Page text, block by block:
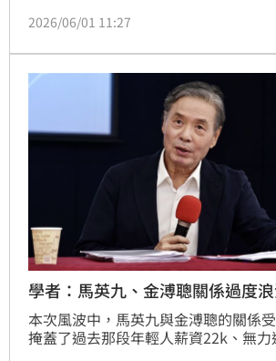
會恐將曝光。沈更點名羅智強、徐巧芯
茶涼。這場風暴揭露國民黨內部矛盾
友的現實無情徹底炸鍋，馬英九與子
成為政壇熱議焦點，後續效應持續延燒
2026/06/01 11:27
學者：馬英九、金溥聰關係過度浪
本次風波中，馬英九與金溥聰的關係
掩蓋了過去那段年輕人薪資22k、無